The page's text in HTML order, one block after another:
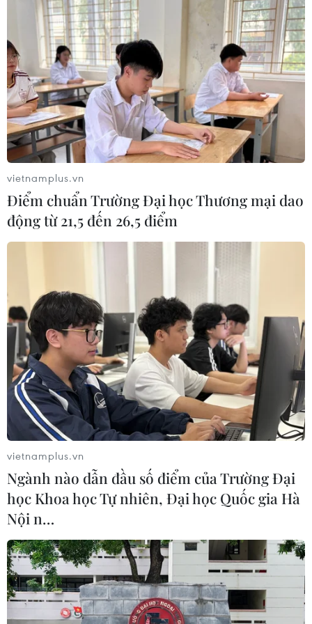
Chủ tịch Quốc hội đề nghị xác
định phạm vi chính sách để xác
định khoản nợ vay đúng quy định,
tránh việc tổ chức tín dụng nới
lỏng điều kiện cho vay; Ngân
hàng Nhà nước phải quản lý chặt
chẽ nợ xấu.
(Vietnam+)
#tín dụng Việt Nam
#tăng trưởng tín dụng 2025
#phục hồi kinh tế
#ngân hàng Nhà nước
#lãi suất vay
#doanh nghiệp nhỏ và vừa
#xuất nhập khẩu Việt Nam
#tín dụng ngân hàng
#phát triển kinh tế
Theo dõi VietnamPlus
vietnamplus.vn
Điểm chuẩn Trường Đại học Thương mại dao
động từ 21,5 đến 26,5 điểm
vietnamplus.vn
Ngành nào dẫn đầu số điểm của Trường Đại
học Khoa học Tự nhiên, Đại học Quốc gia Hà
Nội n…